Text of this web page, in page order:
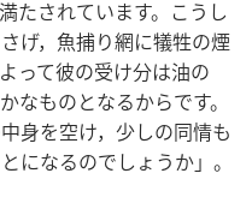
たされています。こうし
げ，魚捕り網に犠牲の煙
って彼の受け分は油の
なものとなるからです。
身を空け，少しの同情も
になるのでしょうか」。